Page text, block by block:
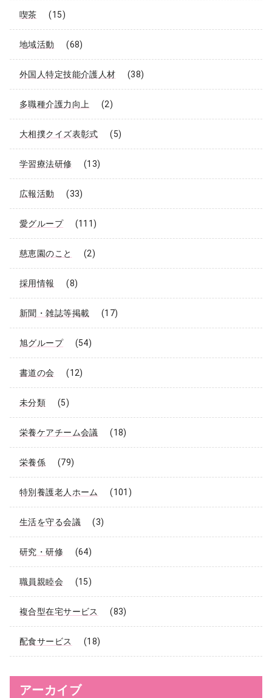
喫茶 (15)
地域活動 (68)
外国人特定技能介護人材 (38)
多職種介護力向上 (2)
大相撲クイズ表彰式 (5)
学習療法研修 (13)
広報活動 (33)
愛グループ (111)
慈恵園のこと (2)
採用情報 (8)
新聞・雑誌等掲載 (17)
旭グループ (54)
書道の会 (12)
未分類 (5)
栄養ケアチーム会議 (18)
栄養係 (79)
特別養護老人ホーム (101)
生活を守る会議 (3)
研究・研修 (64)
職員親睦会 (15)
複合型在宅サービス (83)
配食サービス (18)
アーカイブ